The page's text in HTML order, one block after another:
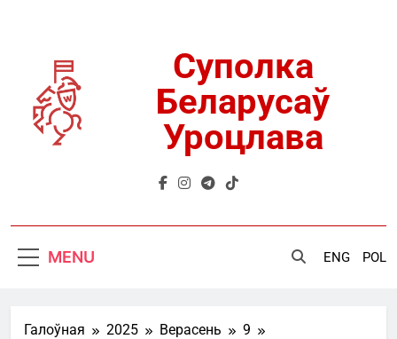
Суполка
Беларусаў
Уроцлава
ENG POL
MENU
Галоўная 2025 Верасень
9